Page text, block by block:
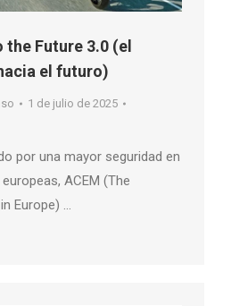
Future 3.0 (el
el futuro)
1 de julio de 2025
por una mayor seguridad en
ACEM (The
Europe) …